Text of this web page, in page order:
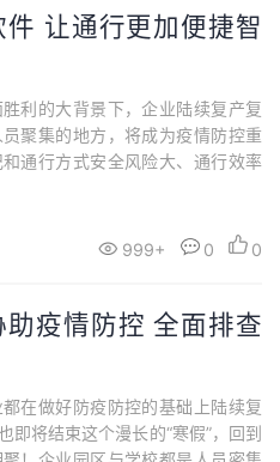
让通行更加便捷智
利的大背景下，企业陆续复产复
聚集的地方，将成为疫情防控重
通行方式安全风险大、通行效率
一步加强新型冠状病毒防控工
员工、学生、访客的身体健康和
999+ 0 0
疫情防控 全面排查
在做好防疫防控的基础上陆续复
即将结束这个漫长的“寒假”，回到